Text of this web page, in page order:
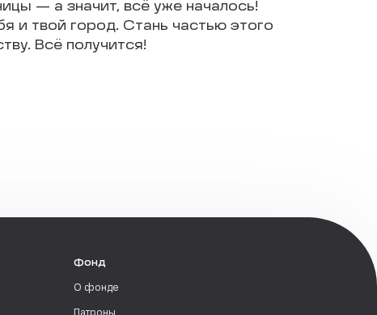
— а значит, всё уже началось!
и твой город. Стань частью этого
Всё получится!
Фонд
О фонде